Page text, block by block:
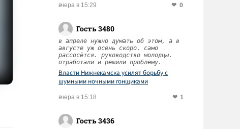
вчера в 15:29 0
Гость 3480
в апреле нужно думать об этом, а в
августе уж осень скоро. само
рассосётся. руководство молодцы.
отработали и решили проблему.
Власти Нижнекамска усилят борьбу с
шумными ночными гонщиками
вчера в 15:18 1
Гость 3436